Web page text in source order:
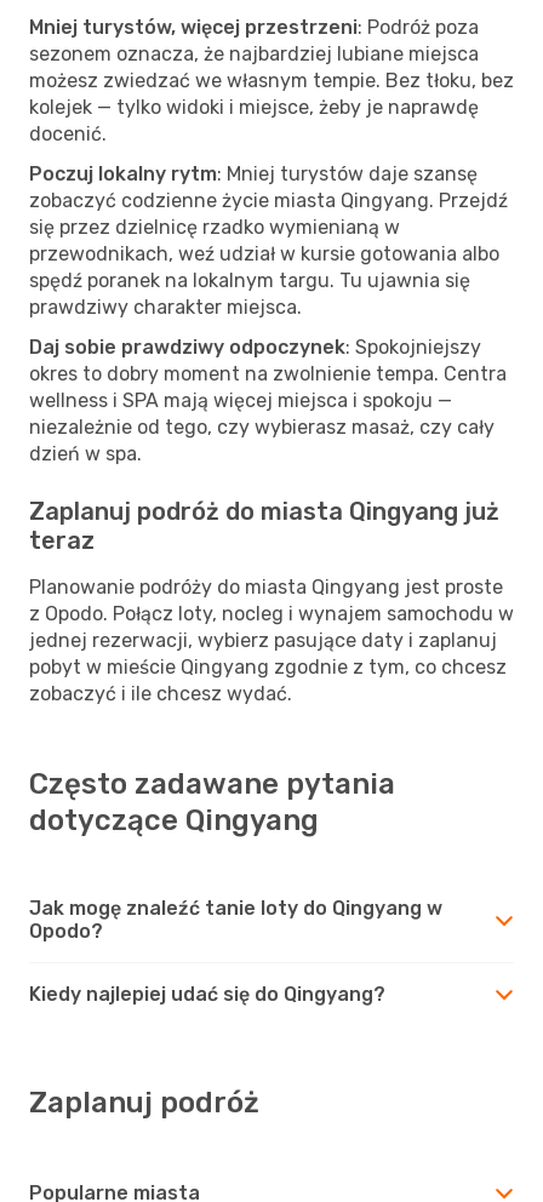
Mniej turystów, więcej przestrzeni: Podróż poza
sezonem oznacza, że najbardziej lubiane miejsca
możesz zwiedzać we własnym tempie. Bez tłoku, bez
kolejek — tylko widoki i miejsce, żeby je naprawdę
docenić.
Poczuj lokalny rytm: Mniej turystów daje szansę
zobaczyć codzienne życie miasta Qingyang. Przejdź
się przez dzielnicę rzadko wymienianą w
przewodnikach, weź udział w kursie gotowania albo
spędź poranek na lokalnym targu. Tu ujawnia się
prawdziwy charakter miejsca.
Daj sobie prawdziwy odpoczynek: Spokojniejszy
okres to dobry moment na zwolnienie tempa. Centra
wellness i SPA mają więcej miejsca i spokoju —
niezależnie od tego, czy wybierasz masaż, czy cały
dzień w spa.
Zaplanuj podróż do miasta Qingyang już
teraz
Planowanie podróży do miasta Qingyang jest proste
z Opodo. Połącz loty, nocleg i wynajem samochodu w
jednej rezerwacji, wybierz pasujące daty i zaplanuj
pobyt w mieście Qingyang zgodnie z tym, co chcesz
zobaczyć i ile chcesz wydać.
Często zadawane pytania
dotyczące Qingyang
Jak mogę znaleźć tanie loty do Qingyang w
Opodo?
Kiedy najlepiej udać się do Qingyang?
Zaplanuj podróż
Popularne miasta